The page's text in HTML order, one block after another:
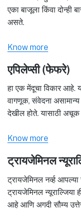
एका बाजूला किंवा दोन्ही
असते.
Know more
एपिलेप्सी (फेफरे)
हा एक मेंदूचा विकार आहे.
वागणूक, संवेदना
देखील होते. यासाठी
Know more
ट्रायजेमिनल
ट्रायजेमिनल नर्व्ह
ट्रायजेमिनल न्यूराल्जिया
आहे आणि अगदी सौम्य